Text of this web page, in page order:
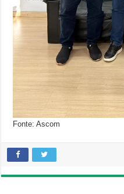
Fonte: Ascom